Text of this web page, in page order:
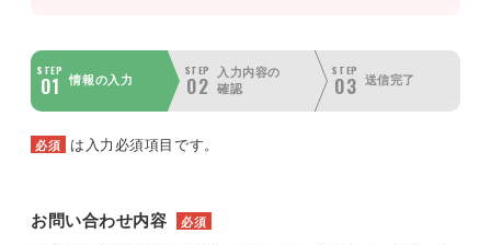
STEP
01 情報の入力
STEP
02
入力内容の
確認
STEP
03 送信完了
必須 は入力必須項目です。
お問い合わせ内容 必須